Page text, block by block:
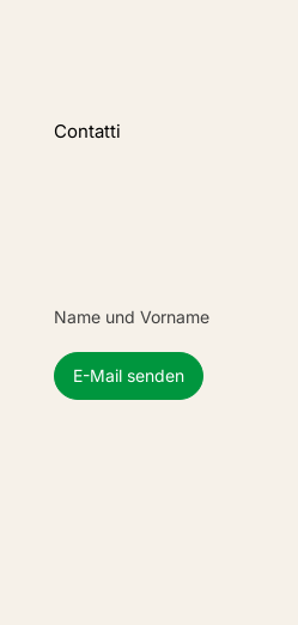
Contatti
Name und Vorname
E-Mail senden